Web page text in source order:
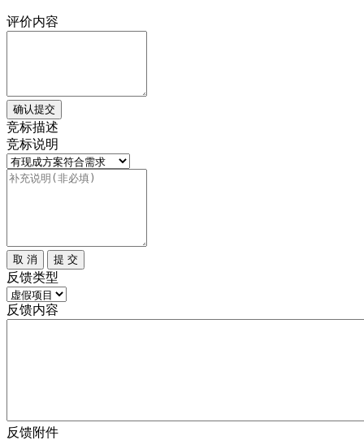
评价内容
确认提交
竞标描述
竞标说明
取 消 提 交
反馈类型
反馈内容
反馈附件